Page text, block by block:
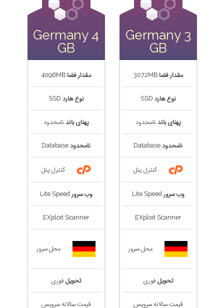
Germany 3
GB
مقدار فضا 3072MB
نوع هارد
پهنای باند نامحدود
نامحدود
کنترل پنل
وب سرور Lite Speed
EXploit Scanner
محل سرور
تحویل فوری
قیمت سالانه سرویس
Germany 4
GB
مقدار فضا 4096MB
نوع هارد
پهنای باند نامحدود
نامحدود
کنترل پنل
وب سرور Lite Speed
EXploit Scanner
محل سرور
تحویل فوری
قیمت سالانه سرویس